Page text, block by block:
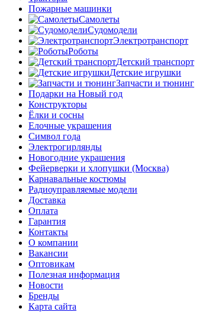
Пожарные машинки
Самолеты
Судомодели
Электротранспорт
Роботы
Детский транспорт
Детские игрушки
Запчасти и тюнинг
Подарки на Новый год
Конструкторы
Ёлки и сосны
Елочные украшения
Символ года
Электрогирлянды
Новогодние украшения
Фейерверки и хлопушки (Москва)
Карнавальные костюмы
Радиоуправляемые модели
Доставка
Оплата
Гарантия
Контакты
О компании
Вакансии
Оптовикам
Полезная информация
Новости
Бренды
Карта сайта